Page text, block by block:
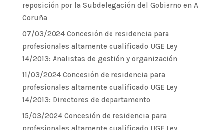
reposición por la Subdelegación del Gobierno en A
Coruña
07/03/2024 Concesión de residencia para
profesionales altamente cualificado UGE Ley
14/2013: Analistas de gestión y organización
11/03/2024 Concesión de residencia para
profesionales altamente cualificado UGE Ley
14/2013: Directores de departamento
15/03/2024 Concesión de residencia para
profesionales altamente cualificado UGE Ley